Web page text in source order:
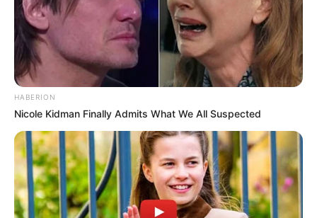
HABERION
Nicole Kidman Finally Admits What We All Suspected